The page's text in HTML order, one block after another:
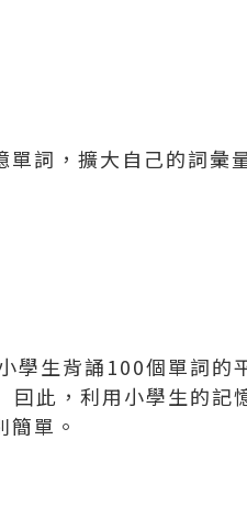
詞，擴大自己的詞彙
學生背誦100個單詞的
此，利用小學生的記
單。